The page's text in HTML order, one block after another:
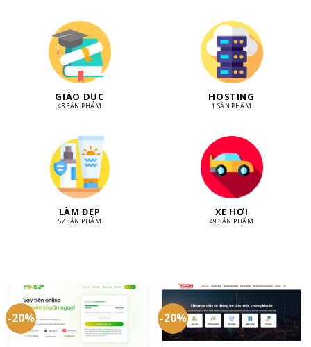
GIÁO DỤC
43 SẢN PHẨM
HOSTING
1 SẢN PHẨM
LÀM ĐẸP
57 SẢN PHẨM
XE HƠI
49 SẢN PHẨM
-20% -20%